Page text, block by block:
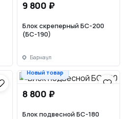
9 800 ₽
Блок скреперный БС-200
(БС-190)
Барнаул
Новый товар
8 800 ₽
Блок подвесной БС-180